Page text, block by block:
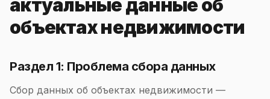
актуальные данные об
объектах недвижимости
Раздел 1: Проблема сбора данных
Сбор данных об объектах недвижимости —